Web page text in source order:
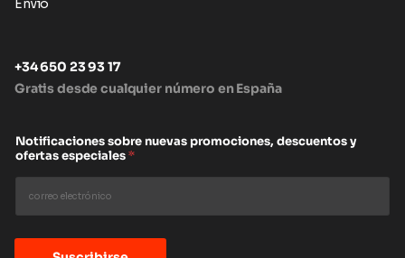
Envio
+34 650 23 93 17
Gratis desde cualquier número en España
Notificaciones sobre nuevas promociones, descuentos y
ofertas especiales*